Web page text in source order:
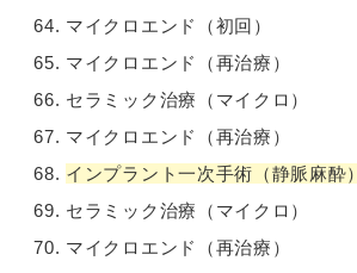
マイクロエンド（初回）
マイクロエンド（再治療）
セラミック治療（マイクロ）
マイクロエンド（再治療）
インプラント一次手術（静脈麻酔）
セラミック治療（マイクロ）
マイクロエンド（再治療）